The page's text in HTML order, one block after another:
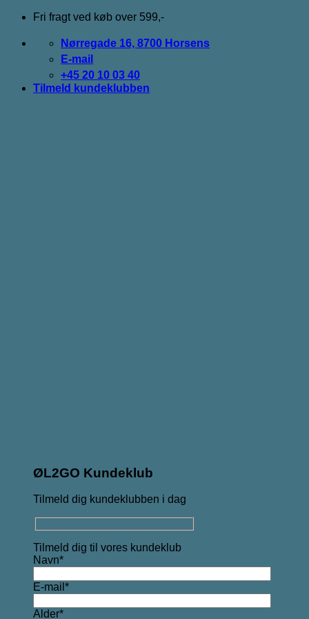
Fortsæt
indhold
Fri fragt ved køb over 599,-
Nørregade 16, 8700 Horsens
E-mail
+45 20 10 03 40
Tilmeld kundeklubben
ØL2GO Kundeklub
Tilmeld dig kundeklubben i dag
Tilmeld dig til vores kundeklub
Navn*
E-mail*
Alder*